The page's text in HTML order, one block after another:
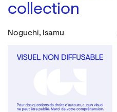
collection
Noguchi, Isamu